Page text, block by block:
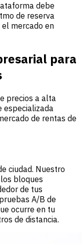
debe
de reserva
mercado en
para
precios a alta
especializada
de rentas de
ciudad. Nuestro
bloques
de tus
A/B de
ocurre en tu
de distancia.